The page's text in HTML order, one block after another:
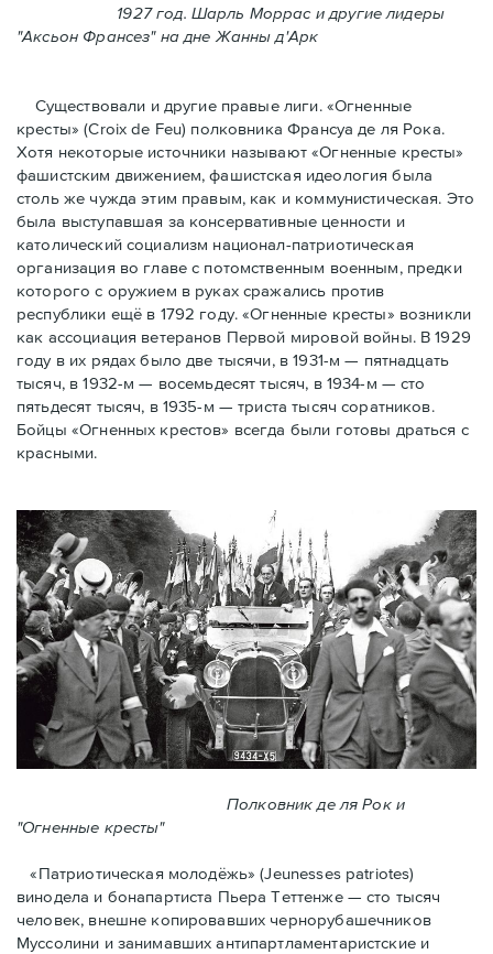
1927 год. Шарль Моррас и другие лидеры
"Аксьон Франсез" на дне Жанны д'Арк
Существовали и другие правые лиги. «Огненные
кресты» (Croix de Feu) полковника Франсуа де ля Рока.
Хотя некоторые источники называют «Огненные крeсты»
фашистским движением, фашистская идеология была
столь же чужда этим правым, как и коммунистическая. Это
была выступавшая за консервативные ценности и
католический социализм национал-патриотическая
организация во главе с потомственным военным, предки
которого с оружием в руках сражались против
республики ещё в 1792 году. «Огненные кресты» возникли
как ассоциация ветеранов Первой мировой войны. В 1929
году в их рядах было две тысячи, в 1931-м — пятнадцать
тысяч, в 1932-м — восемьдесят тысяч, в 1934-м — сто
пятьдесят тысяч, в 1935-м — триста тысяч соратников.
Бойцы «Огненных крестов» всегда были готовы драться с
красными.
Полковник де ля Рок и
"Огненные кресты"
«Патриотическая молодёжь» (Jeunesses patriotes)
винодела и бонапартиста Пьера Тeттенже — cто тысяч
человек, внешне копировавших чернорубашечников
Муссолини и занимавших антипартламентаристские и